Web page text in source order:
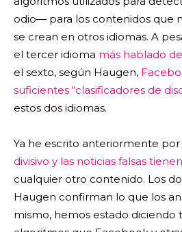
odio— para los contenidos que
se crean en otros idiomas. A
el tercer idioma más hablado
el sexto, según Haugen,
suficientes “clasificadores de
estos dos idiomas.
Ya he escrito anteriormente por
divisivo y las noticias falsas
cualquier otro contenido. Los
Haugen confirman lo que los
mismo, hemos estado diciendo